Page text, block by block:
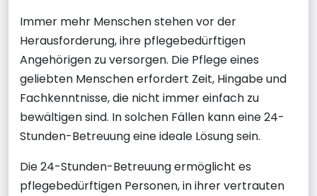
Immer mehr Menschen stehen vor der
Herausforderung, ihre pflegebedürftigen
Angehörigen zu versorgen. Die Pflege eines
geliebten Menschen erfordert Zeit, Hingabe und
Fachkenntnisse, die nicht immer einfach zu
bewältigen sind. In solchen Fällen kann eine 24-
Stunden-Betreuung eine ideale Lösung sein.
Die 24-Stunden-Betreuung ermöglicht es
pflegebedürftigen Personen, in ihrer vertrauten